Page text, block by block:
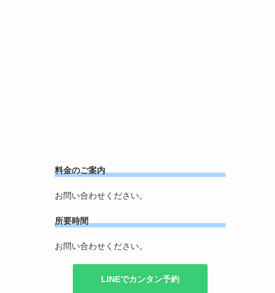
料金のご案内
お問い合わせください。
所要時間
お問い合わせください。
LINEでカンタン予約